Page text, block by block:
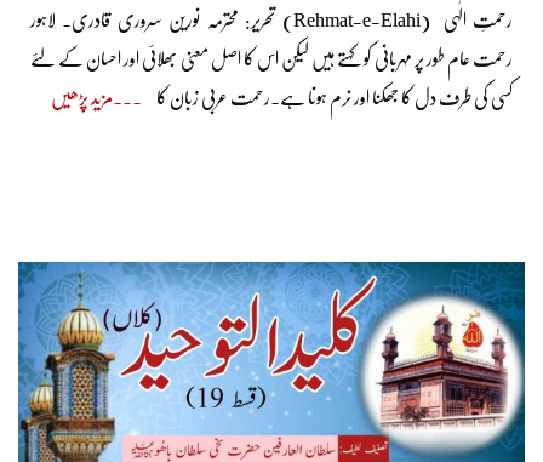
رحمتِ الٰہی (Rehmat-e-Elahi) تحریر: محترمہ نورین سروری قادری۔ لاہور
رحمت عام طور پر مہربانی کو کہتے ہیں لیکن اس کا اصل معنی بھلائی اور احسان کے لئے
کسی کی طرف دل کا جھکنا اور نرم ہونا ہے۔رحمت عربی زبان کا مزید پڑھیں